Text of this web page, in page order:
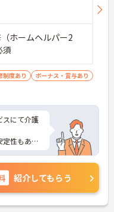
サポート
勤手当も用
ホームヘルパー2
須
制度あり
ボーナス・賞与あり
スにて介護
定性もあ
しているた
きます◎
など、さら
ご相談くだ
紹介してもらう